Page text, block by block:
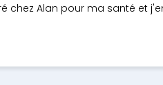
chez Alan pour ma santé et